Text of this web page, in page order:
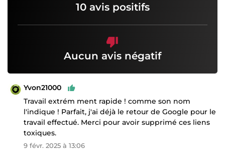
10 avis positifs
Aucun avis négatif
Yvon21000
Travail extrém ment rapide ! comme son nom
l'indique ! Parfait, j'ai déjà le retour de Google pour le
travail effectué. Merci pour avoir supprimé ces liens
toxiques.
9 févr. 2025 à 13:06